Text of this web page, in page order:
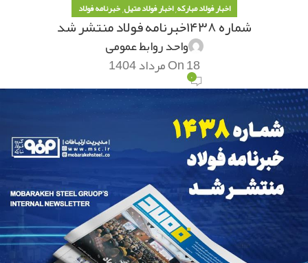
اخبار فولاد مبارکه,اخبار فولاد متیل,خبرنامه فولاد
شماره ۱۴۳۸خبرنامه فولاد منتشر شد
واحد روابط عمومی
On 18 مرداد 1404
۰